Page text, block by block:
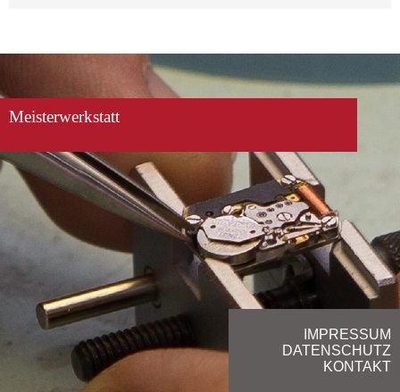
IMPRESSUM
DATENSCHUTZ
KONTAKT
Meisterwerkstatt